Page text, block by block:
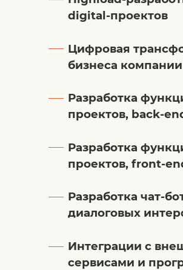
digital-проектов
Цифровая
бизнеса компании
Разработка
проектов, back-
Разработка
проектов, front-
Разработка чат-
диалоговых
Интеграции с
сервисами и